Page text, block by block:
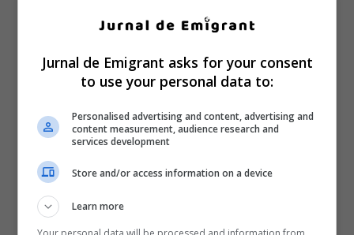
Jurnal de Emigrant asks for your consent
to use your personal data to:
Personalised advertising and content, advertising and
content measurement, audience research and
services development
Store and/or access information on a device
Learn more